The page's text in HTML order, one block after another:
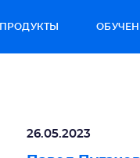
ПРОДУКТЫ
26.05.2023